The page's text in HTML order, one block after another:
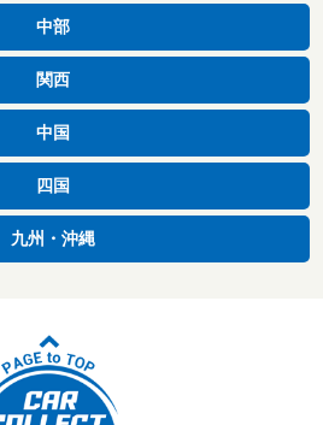
中部
関西
中国
四国
九州・沖縄